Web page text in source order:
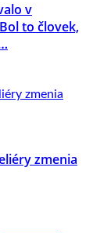
v
to človek,
zmenia